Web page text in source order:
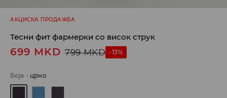
АКЦИСКА ПРОДАЖБА
Тесни фит фармерки со висок струк
699 MKD 799 MKD -13%
Боја - црно